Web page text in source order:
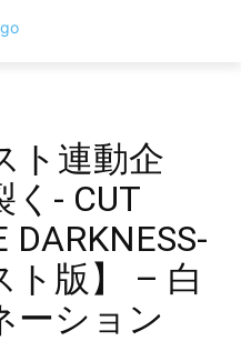
ト連動企
く- CUT
DARKNESS-
ト版】 – 白
ーション